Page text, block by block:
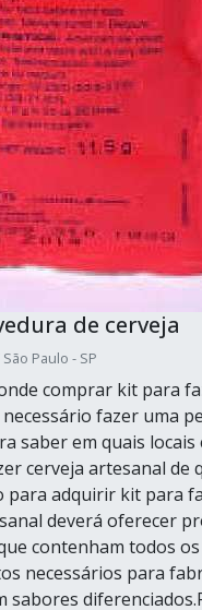
de cerveja
São Paulo - SP
comprar kit para
fazer uma
saber em quais locais
cerveja artesanal de
para adquirir kit para
deverá oferecer
contenham todos os
necessários para
sabores